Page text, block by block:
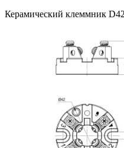
Керамический клеммник